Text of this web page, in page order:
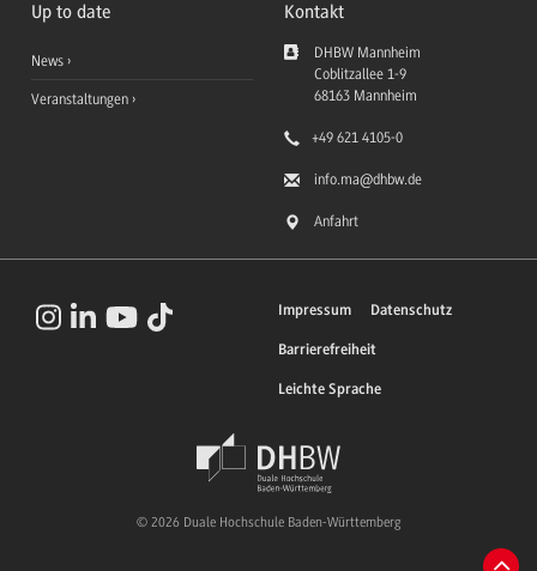
Up to date
News
Veranstaltungen
Kontakt
DHBW Mannheim
Coblitzallee 1-9
68163 Mannheim
+49 621 4105-0
info.ma@dhbw.de
Anfahrt
Impressum Datenschutz
Barrierefreiheit
Leichte Sprache
© 2026 Duale Hochschule Baden-Württemberg